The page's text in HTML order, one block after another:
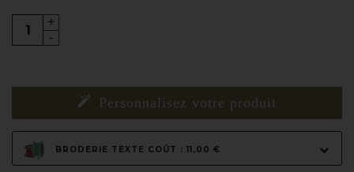
Personnalisez votre produit
BRODERIE TEXTE COÛT : 11,00 €
-
+